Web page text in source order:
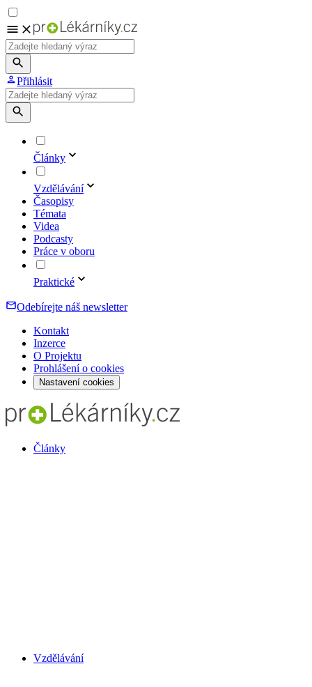
Přihlásit
Články
Vzdělávání
Časopisy
Témata
Videa
Podcasty
Práce v oboru
Praktické
Odebírejte náš newsletter
Kontakt
Inzerce
O Projektu
Prohlášení o cookies
Nastavení cookies
Články
Vzdělávání